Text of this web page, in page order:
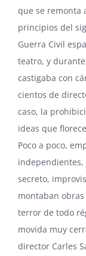
que se remonta
principios del
Guerra Civil
teatro, y
castigaba con
cientos de
caso, la
ideas que
Poco a poco,
independientes,
secreto,
montaban
terror de todo
movida muy
director Carles